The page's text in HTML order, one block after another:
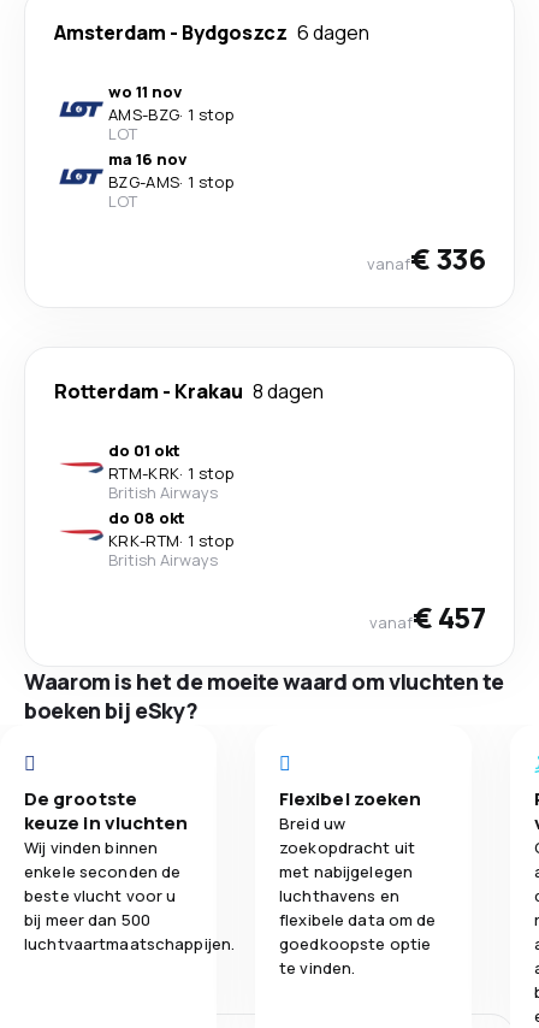
Amsterdam - Bydgoszcz 6 dagen
wo 11 nov
AMS-BZG· 1 stop
LOT
ma 16 nov
BZG-AMS· 1 stop
LOT
vanaf€ 336
Rotterdam - Krakau 8 dagen
do 01 okt
RTM-KRK· 1 stop
British Airways
do 08 okt
KRK-RTM· 1 stop
British Airways
vanaf€ 457
Waarom is het de moeite waard om vluchten te
boeken bij eSky?
De grootste
keuze in vluchten
Wij vinden binnen
enkele seconden de
beste vlucht voor u
bij meer dan 500
luchtvaartmaatschappijen.
Flexibel zoeken
Breid uw
zoekopdracht uit
met nabijgelegen
luchthavens en
flexibele data om de
goedkoopste optie
te vinden.